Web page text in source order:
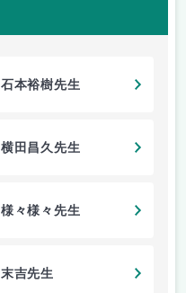
石本裕樹先生
横田昌久先生
様々様々先生
末吉先生